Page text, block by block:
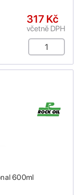
317 Kč
včetně DPH
600ml